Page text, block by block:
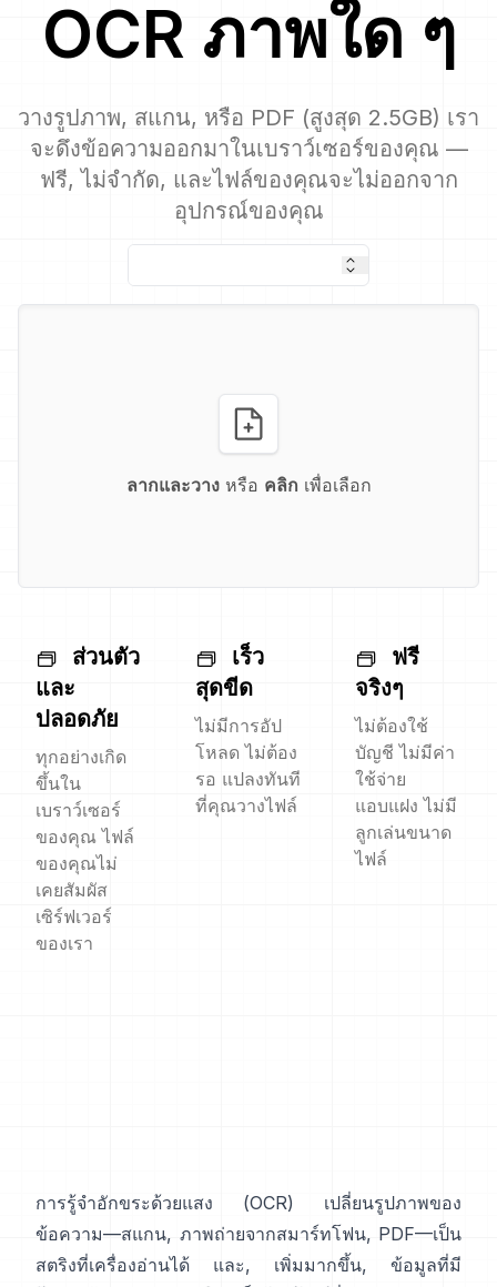
OCR ภาพใด ๆ
วางรูปภาพ, สแกน, หรือ PDF (สูงสุด 2.5GB) เรา
จะดึงข้อความออกมาในเบราว์เซอร์ของคุณ —
ฟรี, ไม่จำกัด, และไฟล์ของคุณจะไม่ออกจาก
อุปกรณ์ของคุณ
ลากและวางหรือ คลิก เพื่อเลือก
ส่วนตัว
และ
ปลอดภัย
ทุกอย่างเกิด
ขึ้นใน
เบราว์เซอร์
ของคุณ ไฟล์
ของคุณไม่
เคยสัมผัส
เซิร์ฟเวอร์
ของเรา
เร็ว
สุดขีด
ไม่มีการอัป
โหลด ไม่ต้อง
รอ แปลงทันที
ที่คุณวางไฟล์
ฟรี
จริงๆ
ไม่ต้องใช้
บัญชี ไม่มีค่า
ใช้จ่าย
แอบแฝง ไม่มี
ลูกเล่นขนาด
ไฟล์
การรู้จำอักขระด้วยแสง (OCR) เปลี่ยนรูปภาพของ
ข้อความ—สแกน, ภาพถ่ายจากสมาร์ทโฟน, PDF—เป็น
สตริงที่เครื่องอ่านได้ และ, เพิ่มมากขึ้น, ข้อมูลที่มี